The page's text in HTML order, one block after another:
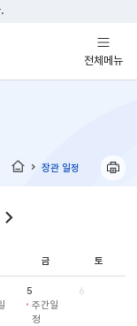
전체메뉴
열기
장관 일정
금 토
5
주간일
정
6